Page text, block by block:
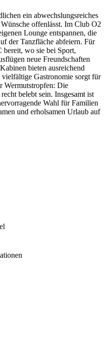
ein abwechslungsreiches
offenlässt. Im Club O2
Lounge entspannen, die
der Tanzfläche abfeiern. Für
bereit, wo sie bei Sport,
neue Freundschaften
bieten ausreichend
Gastronomie sorgt für
Wermutstropfen: Die
belebt sein. Insgesamt ist
Wahl für Familien
und erholsamen Urlaub auf